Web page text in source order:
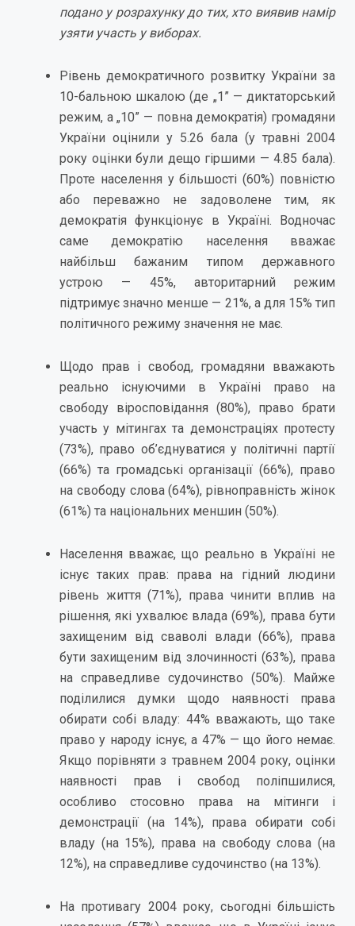
подано у розрахунку до тих, хто виявив намір
узяти участь у виборах.
Рівень демократичного розвитку України за
10-бальною шкалою (де „1” — диктаторський
режим, а „10” — повна демократія) громадяни
України оцінили у 5.26 бала (у травні 2004
року оцінки були дещо гіршими — 4.85 бала).
Проте населення у більшості (60%) повністю
або переважно не задоволене тим, як
демократія функціонує в Україні. Водночас
саме демократію населення вважає
найбільш бажаним типом державного
устрою — 45%, авторитарний режим
підтримує значно менше — 21%, а для 15% тип
політичного режиму значення не має.
Щодо прав і свобод, громадяни вважають
реально існуючими в Україні право на
свободу віросповідання (80%), право брати
участь у мітингах та демонстраціях протесту
(73%), право об’єднуватися у політичні партії
(66%) та громадські організації (66%), право
на свободу слова (64%), рівноправність жінок
(61%) та національних меншин (50%).
Населення вважає, що реально в Україні не
існує таких прав: права на гідний людини
рівень життя (71%), права чинити вплив на
рішення, які ухвалює влада (69%), права бути
захищеним від сваволі влади (66%), права
бути захищеним від злочинності (63%), права
на справедливе судочинство (50%). Майже
поділилися думки щодо наявності права
обирати собі владу: 44% вважають, що таке
право у народу існує, а 47% — що його немає.
Якщо порівняти з травнем 2004 року, оцінки
наявності прав і свобод поліпшилися,
особливо стосовно права на мітинги і
демонстрації (на 14%), права обирати собі
владу (на 15%), права на свободу слова (на
12%), на справедливе судочинство (на 13%).
На противагу 2004 року, сьогодні більшість